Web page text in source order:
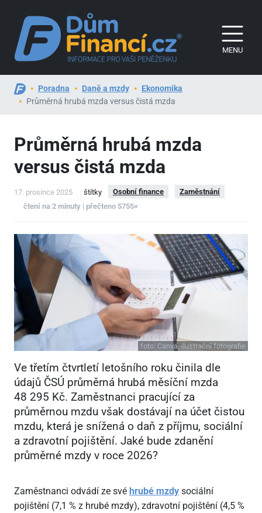
MENU
Poradna Daně a mzdy
Ekonomika
Průměrná hrubá mzda versus čistá mzda
Průměrná hrubá mzda
versus čistá mzda
17. prosince 2025 štítky Osobní finance
Zaměstnání
čtení na 2 minuty | přečteno 5755×
foto: Canva, ilustrační fotografie
Ve třetím čtvrtletí letošního roku činila dle
údajů ČSÚ průměrná hrubá měsíční mzda
48 295 Kč. Zaměstnanci pracující za
průměrnou mzdu však dostávají na účet čistou
mzdu, která je snížená o daň z příjmu, sociální
a zdravotní pojištění. Jaké bude zdanění
průměrné mzdy v roce 2026?
Zaměstnanci odvádí ze své hrubé mzdy sociální
pojištění (7,1 % z hrubé mzdy), zdravotní pojištění (4,5 %